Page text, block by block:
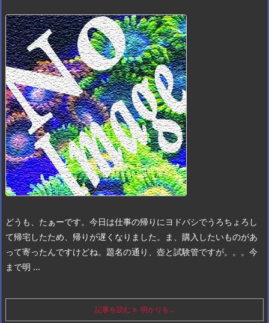
どうも、たぁーです。 今日は仕事の帰りにヨドバシでうろちょろし
て帰宅したため、帰りが遅くなりました。 ま、購入したいものがあ
って寄ったんですけどね。 題名の通り、壺と試験管ですが。。。 今
まで明 ...
記事を読む 明かりを…